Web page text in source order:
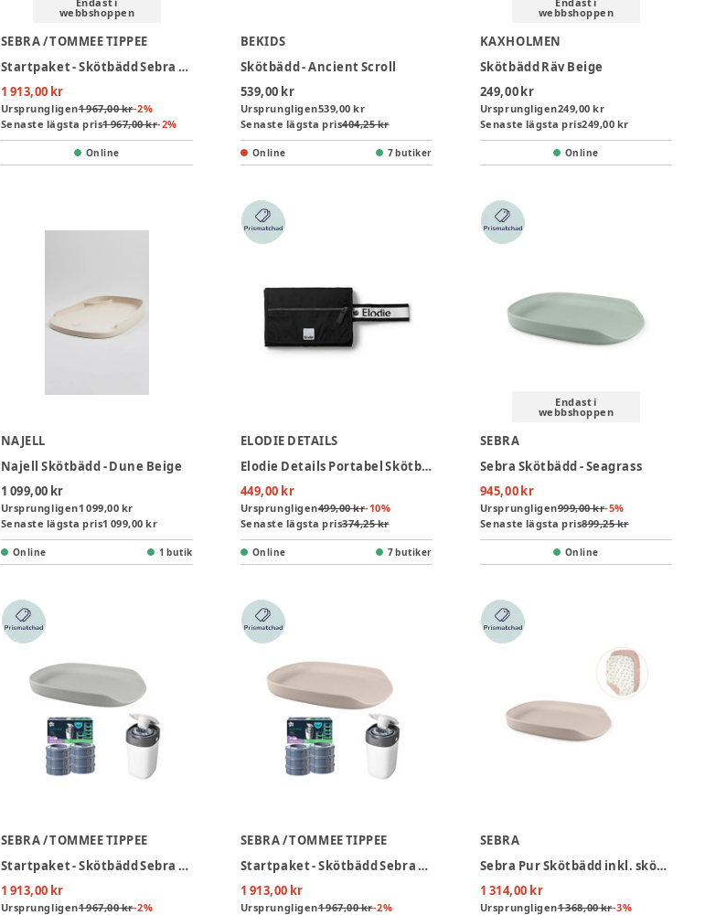
webbshoppen
SEBRA / TOMMEE TIPPEE
Startpaket - Skötbädd Sebra & Blöjhink inkl. 6-pack Refill - Seagrass
1 913,00 kr
Ursprungligen1 967,00 kr-2%
Senaste lägsta pris1 967,00 kr-2%
Online
BEKIDS
Skötbädd - Ancient Scroll
539,00 kr
Ursprungligen539,00 kr
Senaste lägsta pris404,25 kr
Online 7 butiker
webbshoppen
KAXHOLMEN
Skötbädd Räv Beige
249,00 kr
Ursprungligen249,00 kr
Senaste lägsta pris249,00 kr
Online
NAJELL
Najell Skötbädd - Dune Beige
1 099,00 kr
Ursprungligen1 099,00 kr
Senaste lägsta pris1 099,00 kr
Online 1 butik
ELODIE DETAILS
Elodie Details Portabel Skötbädd - Off Black
449,00 kr
Ursprungligen499,00 kr-10%
Senaste lägsta pris374,25 kr
Online 7 butiker
Endast i
webbshoppen
SEBRA
Sebra Skötbädd - Seagrass
945,00 kr
Ursprungligen999,00 kr-5%
Senaste lägsta pris899,25 kr
Online
SEBRA / TOMMEE TIPPEE
Startpaket - Skötbädd Sebra & Blöjhink inkl. 6-pack Refill - Stone
1 913,00 kr
Ursprungligen1 967,00 kr-2%
SEBRA / TOMMEE TIPPEE
Startpaket - Skötbädd Sebra & Blöjhink inkl. 6-pack Refill - Birchbark Rose
1 913,00 kr
Ursprungligen1 967,00 kr-2%
SEBRA
Sebra Pur Skötbädd inkl. skötunderlägg – Rosa
1 314,00 kr
Ursprungligen1 368,00 kr-3%